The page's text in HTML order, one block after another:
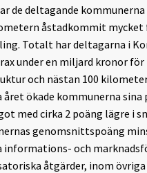
de deltagande kommunerna
åstadkommit mycket
Totalt har deltagarna i
under en miljard kronor för
och nästan 100
året ökade kommunerna sina
med cirka 2 poäng lägre i
genomsnittspoäng
informations- och
åtgärder, inom